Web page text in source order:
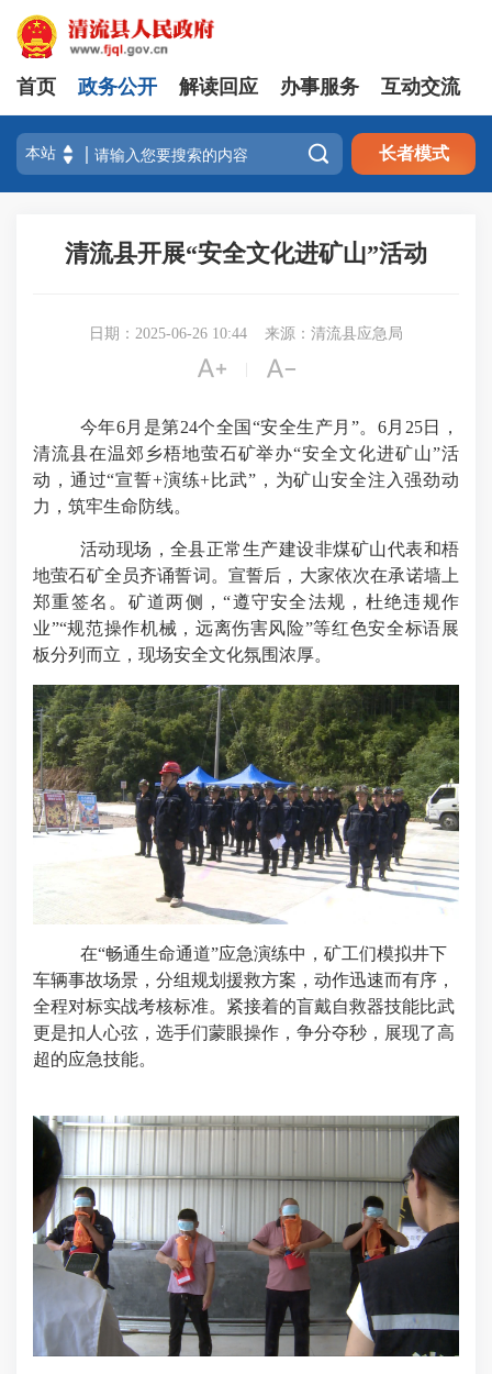
首页 政务公开 解读回应 办事服务 互动交流
 长者模式
清流县开展“安全文化进矿山”活动
日期：2025-06-26 10:44 来源：清流县应急局
 
今年6月是第24个全国“安全生产月”。6月25日，
清流县在温郊乡梧地萤石矿举办“安全文化进矿山”活
动，通过“宣誓+演练+比武”，为矿山安全注入强劲动
力，筑牢生命防线。
活动现场，全县正常生产建设非煤矿山代表和梧
地萤石矿全员齐诵誓词。宣誓后，大家依次在承诺墙上
郑重签名。矿道两侧，“遵守安全法规，杜绝违规作
业”“规范操作机械，远离伤害风险”等红色安全标语展
板分列而立，现场安全文化氛围浓厚。
在“畅通生命通道”应急演练中，矿工们模拟井下
车辆事故场景，分组规划援救方案，动作迅速而有序，
全程对标实战考核标准。紧接着的盲戴自救器技能比武
更是扣人心弦，选手们蒙眼操作，争分夺秒，展现了高
超的应急技能。